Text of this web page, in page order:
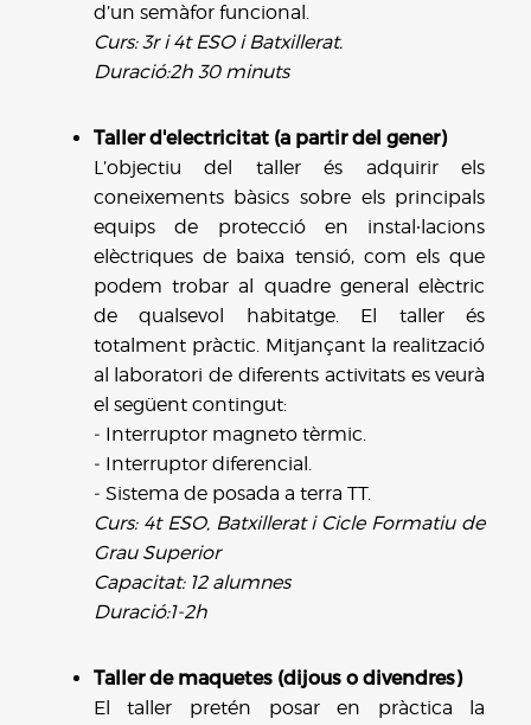
d’un semàfor funcional.
Curs: 3r i 4t ESO i Batxillerat.
Duració:2h 30 minuts
Taller d'electricitat (a partir del gener)
L’objectiu del taller és adquirir els
coneixements bàsics sobre els principals
equips de protecció en instal∙lacions
elèctriques de baixa tensió, com els que
podem trobar al quadre general elèctric
de qualsevol habitatge. El taller és
totalment pràctic. Mitjançant la realització
al laboratori de diferents activitats es veurà
el següent contingut:
‐ Interruptor magneto tèrmic.
‐ Interruptor diferencial.
‐ Sistema de posada a terra TT.
Curs: 4t ESO, Batxillerat i Cicle Formatiu de
Grau Superior
Capacitat: 12 alumnes
Duració:1-2h
Taller de maquetes (dijous o divendres)
El taller pretén posar en pràctica la